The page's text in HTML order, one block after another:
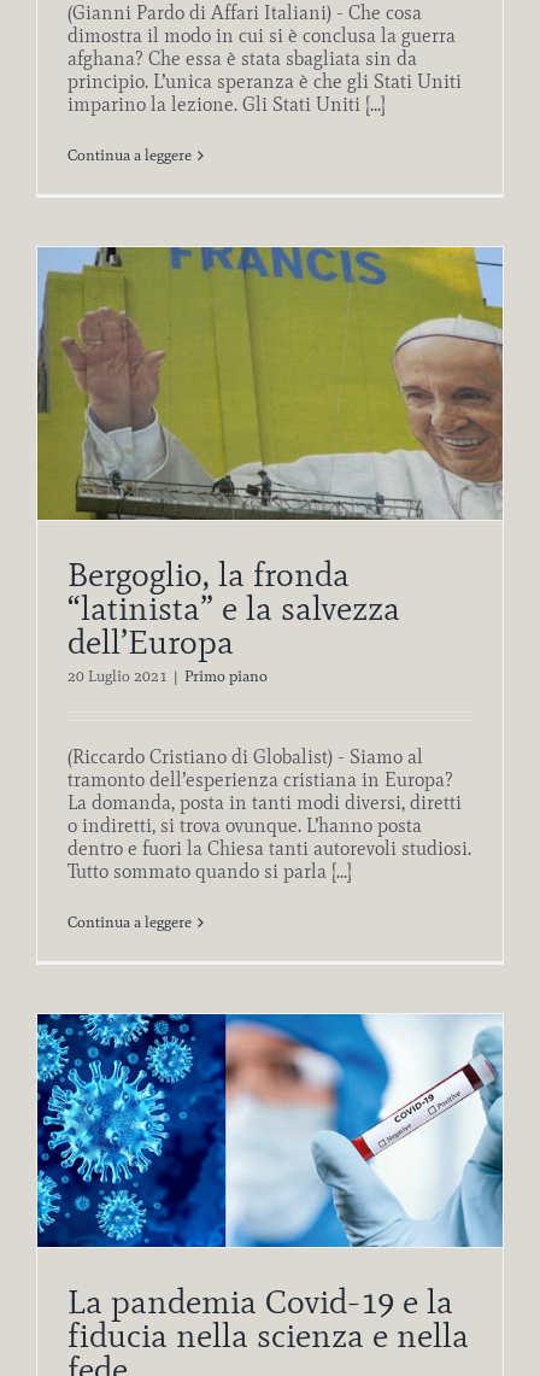
(Gianni Pardo di Affari Italiani) - Che cosa
dimostra il modo in cui si è conclusa la guerra
afghana? Che essa è stata sbagliata sin da
principio. L’unica speranza è che gli Stati Uniti
imparino la lezione. Gli Stati Uniti [...]
Continua a leggere
Bergoglio, la fronda
“latinista” e la salvezza
dell’Europa
20 Luglio 2021 | Primo piano
(Riccardo Cristiano di Globalist) - Siamo al
tramonto dell’esperienza cristiana in Europa?
La domanda, posta in tanti modi diversi, diretti
o indiretti, si trova ovunque. L’hanno posta
dentro e fuori la Chiesa tanti autorevoli studiosi.
Tutto sommato quando si parla [...]
Continua a leggere
La pandemia Covid-19 e la
fiducia nella scienza e nella